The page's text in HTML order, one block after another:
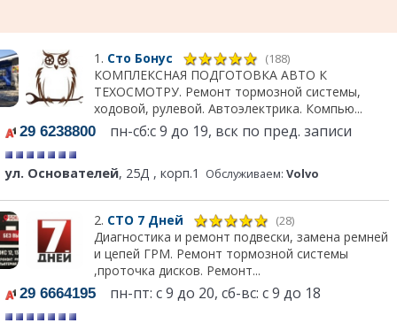
1. Сто Бонус (188)
КОМПЛЕКСНАЯ ПОДГОТОВКА АВТО К
ТЕХОСМОТРУ. Ремонт тормозной системы,
ходовой, рулевой. Автоэлектрика. Компью...
29 6238800 пн-сб:с 9 до 19, вск по пред. записи
ул. Основателей, 25Д , корп.1 Обслуживаем: Volvo
2. СТО 7 Дней (28)
Диагностика и ремонт подвески, замена ремней
и цепей ГРМ. Ремонт тормозной системы
,проточка дисков. Ремонт...
29 6664195 пн-пт: с 9 до 20, сб-вс: с 9 до 18